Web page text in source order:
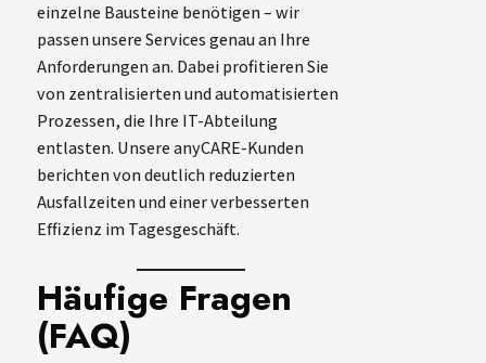
einzelne Bausteine benötigen – wir
passen unsere Services genau an Ihre
Anforderungen an. Dabei profitieren Sie
von zentralisierten und automatisierten
Prozessen, die Ihre IT-Abteilung
entlasten. Unsere anyCARE-Kunden
berichten von deutlich reduzierten
Ausfallzeiten und einer verbesserten
Effizienz im Tagesgeschäft.
Häufige Fragen
(FAQ)